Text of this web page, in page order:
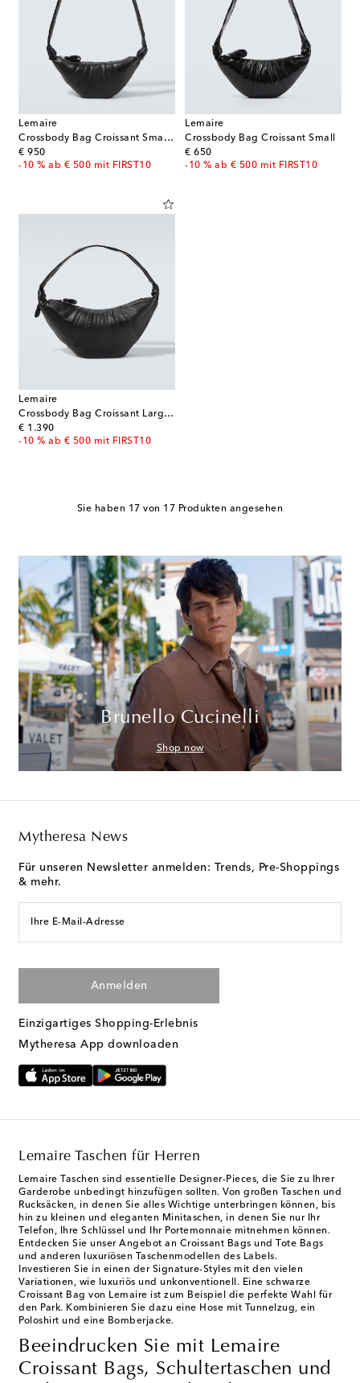
Lemaire
Crossbody Bag Croissant Small aus Leder
€ 950
original price
-10 % ab € 500 mit FIRST10
Lemaire
Crossbody Bag Croissant Small
€ 650
original price
-10 % ab € 500 mit FIRST10
Lemaire
Crossbody Bag Croissant Large aus Leder
€ 1.390
original price
-10 % ab € 500 mit FIRST10
Sie haben 17 von 17 Produkten angesehen
Brunello Cucinelli
Shop now
Mytheresa News
Für unseren Newsletter anmelden: Trends, Pre-Shoppings
& mehr.
Ihre E-Mail-Adresse
Anmelden
Einzigartiges Shopping-Erlebnis
Mytheresa App downloaden
Lemaire Taschen für Herren
Lemaire Taschen sind essentielle Designer-Pieces, die Sie zu Ihrer
Garderobe unbedingt hinzufügen sollten. Von großen Taschen und
Rucksäcken, in denen Sie alles Wichtige unterbringen können, bis
hin zu kleinen und eleganten Minitaschen, in denen Sie nur Ihr
Telefon, Ihre Schlüssel und Ihr Portemonnaie mitnehmen können.
Entdecken Sie unser Angebot an Croissant Bags und Tote Bags
und anderen luxuriösen Taschenmodellen des Labels.
Investieren Sie in einen der Signature-Styles mit den vielen
Variationen, wie luxuriös und unkonventionell. Eine schwarze
Croissant Bag von Lemaire ist zum Beispiel die perfekte Wahl für
den Park. Kombinieren Sie dazu eine Hose mit Tunnelzug, ein
Poloshirt und eine Bomberjacke.
Beeindrucken Sie mit Lemaire
Croissant Bags, Schultertaschen und